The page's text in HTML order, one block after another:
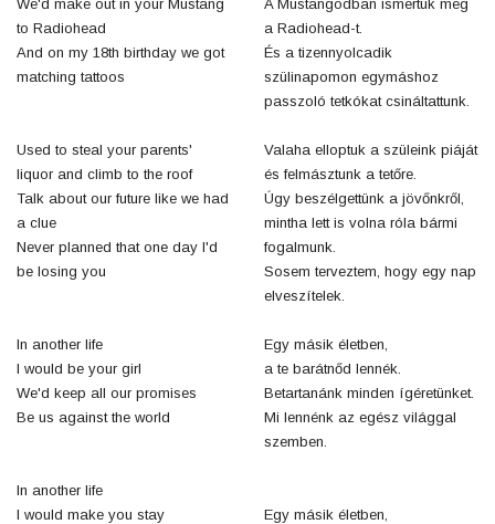
We'd make out in your Mustang
to Radiohead
And on my 18th birthday we got
matching tattoos
Used to steal your parents'
liquor and climb to the roof
Talk about our future like we had
a clue
Never planned that one day I'd
be losing you
In another life
I would be your girl
We'd keep all our promises
Be us against the world
In another life
I would make you stay
A Mustangodban ismertük meg
a Radiohead-t.
És a tizennyolcadik
szülinapomon egymáshoz
passzoló tetkókat csináltattunk.
Valaha elloptuk a szüleink piáját
és felmásztunk a tetőre.
Úgy beszélgettünk a jövőnkről,
mintha lett is volna róla bármi
fogalmunk.
Sosem terveztem, hogy egy nap
elveszítelek.
Egy másik életben,
a te barátnőd lennék.
Betartanánk minden ígéretünket.
Mi lennénk az egész világgal
szemben.
Egy másik életben,